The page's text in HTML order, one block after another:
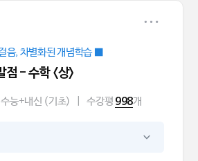
음, 차별화된 개념학습 ■
점 - 수학 <상>
능+내신 (기초) 수강평 998개